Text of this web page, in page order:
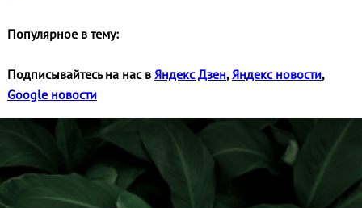
Популярное в тему:
Подписывайтесь на нас в Яндекс Дзен,Яндекс новости,
Google новости